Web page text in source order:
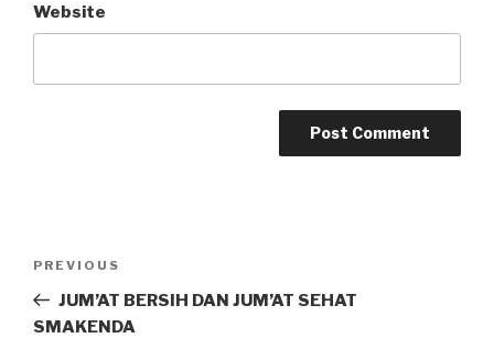
Website
PREVIOUS
JUM’AT BERSIH DAN JUM’AT SEHAT
SMAKENDA